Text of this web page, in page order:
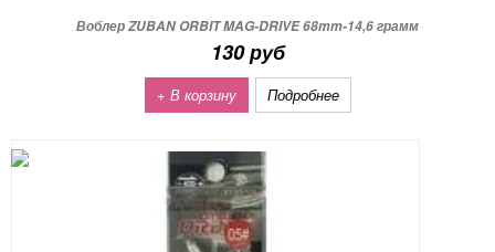
Воблер ZUBAN ORBIT MAG-DRIVE 68mm-14,6 грамм
130 руб
+ В корзину Подробнее